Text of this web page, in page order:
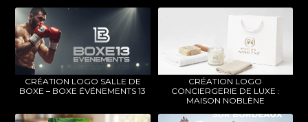
CRÉATION LOGO SALLE DE
BOXE – BOXE ÉVÉNEMENTS 13
CRÉATION LOGO
CONCIERGERIE DE LUXE :
MAISON NOBLÈNE